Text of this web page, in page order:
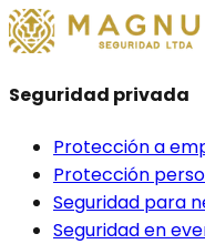
Seguridad privada
Protección a
Protección
Seguridad para
Seguridad en